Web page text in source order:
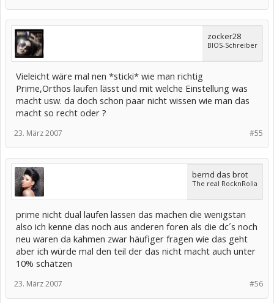
zocker28
BIOS-Schreiber
Vieleicht wäre mal nen *sticki* wie man richtig
Prime,Orthos laufen lässt und mit welche Einstellung was
macht usw. da doch schon paar nicht wissen wie man das
macht so recht oder ?
#55
23. März 2007
bernd das brot
The real RocknRolla
prime nicht dual laufen lassen das machen die wenigstan
also ich kenne das noch aus anderen foren als die dc´s noch
neu waren da kahmen zwar häufiger fragen wie das geht
aber ich würde mal den teil der das nicht macht auch unter
10% schätzen
#56
23. März 2007